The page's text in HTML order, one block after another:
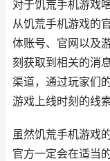
对于饥荒手机游戏
从饥荒手机游戏的
体账号、官网以及
刻获取到相关的消
渠道，通过玩家们
游戏上线时刻的线索
虽然饥荒手机游戏
官方一定会在适当